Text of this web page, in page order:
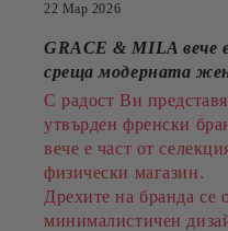
22 Мар 2026
GRACE & MILA вече
среща модерната
С радост Ви
утвърден френски
вече е част от
физически магазин.
Дрехите на бранда се
минималистичен